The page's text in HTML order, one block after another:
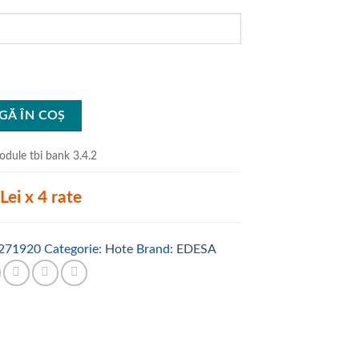
ÎN COȘ
x 4 rate
Categorie: Hote Brand: EDESA